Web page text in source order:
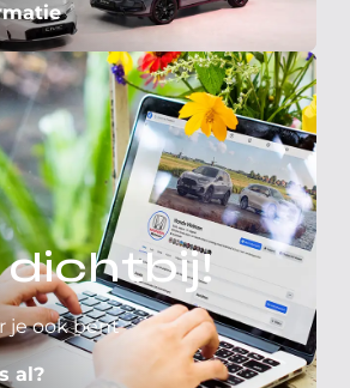
dichtbij!
je ook bent
al?